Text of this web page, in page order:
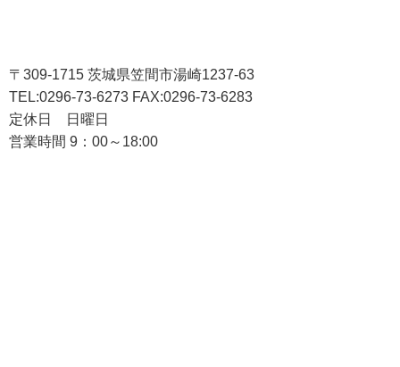
〒309-1715 茨城県笠間市湯崎1237-63
TEL:0296-73-6273 FAX:0296-73-6283
定休日 日曜日
営業時間 9：00～18:00